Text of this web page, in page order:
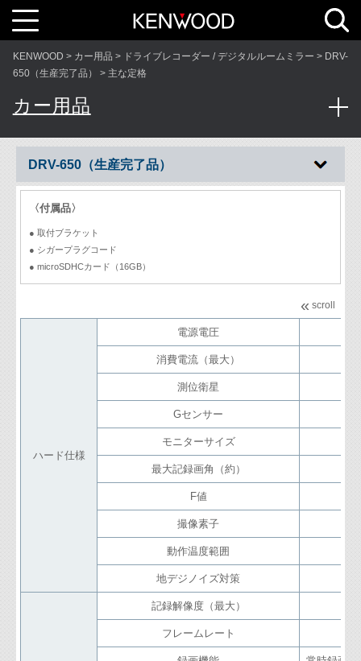
T
o
g
g
l
e
n
i
g
i
o
n
KENWOOD カー用品 ドライブレコーダー / デジタルルームミラー
DRV-
650（生産完了品）
主な定格
カー用品
DRV-650（生産完了品）
〈付属品〉
● 取付ブラケット
● シガープラグコード
● microSDHCカード（16GB）
« scroll
ハード仕様
電源電圧
消費電流（最大）
測位衛星
Gセンサー
モニターサイズ
最大記録画角（約）
F値
撮像素子
動作温度範囲
地デジノイズ対策
記録解像度（最大）
フレームレート